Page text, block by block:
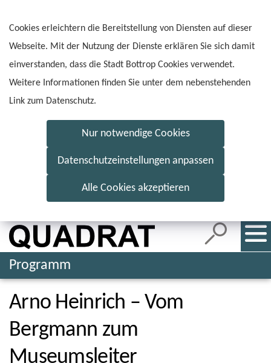
Cookies erleichtern die Bereitstellung von Diensten auf dieser
Webseite. Mit der Nutzung der Dienste erklären Sie sich damit
einverstanden, dass die Stadt Bottrop Cookies verwendet.
Weitere Informationen finden Sie unter dem nebenstehenden
Link zum Datenschutz.
Nur notwendige Cookies
Datenschutzeinstellungen anpassen
Alle Cookies akzeptieren
Programm
Arno Heinrich – Vom
Bergmann zum
Museumsleiter